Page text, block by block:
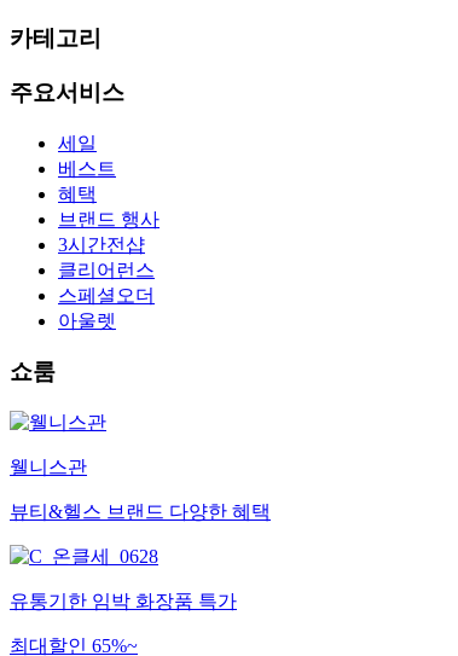
카테고리
주요서비스
세일
베스트
혜택
브랜드 행사
3시간전샵
클리어런스
스페셜오더
아울렛
쇼룸
웰니스관
뷰티&헬스 브랜드 다양한 혜택
유통기한 임박 화장품 특가
최대할인 65%~